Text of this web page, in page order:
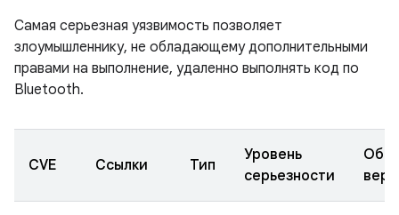
Самая серьезная уязвимость позволяет
злоумышленнику, не обладающему дополнительными
правами на выполнение, удаленно выполнять код по
Bluetooth.
CVE Ссылки Тип
Уровень
серьезности